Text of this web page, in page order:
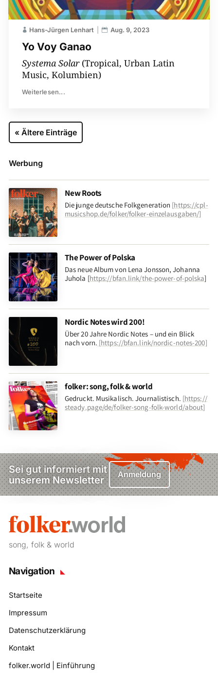
Yo Voy Ganao
Hans-Jürgen Lenhart Aug. 9, 2023
Systema Solar (Tropical, Urban Latin
Music, Kolumbien)
Weiterlesen...
« Ältere Einträge
Werbung
New Roots
Die junge deutsche Folkgeneration [https://cpl-
musicshop.de/folker/folker-einzelausgaben/]
The Power of Polska
Das neue Album von Lena Jonsson, Johanna
Juhola [https://bfan.link/the-power-of-polska]
Nordic Notes wird 200!
Über 20 Jahre Nordic Notes – und ein Blick
nach vorn. [https://bfan.link/nordic-notes-200]
folker: song, folk & world
Gedruckt. Musikalisch. Journalistisch. [https://
steady.page/de/folker-song-folk-world/about]
Sei gut informiert mit
unserem Newsletter
Anmeldung
song, folk & world
Navigation
Startseite
Impressum
Datenschutzerklärung
Kontakt
folker.world | Einführung